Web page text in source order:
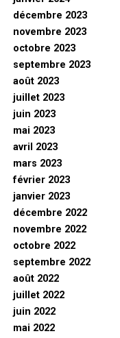
décembre 2023
novembre 2023
octobre 2023
septembre 2023
août 2023
juillet 2023
juin 2023
mai 2023
avril 2023
mars 2023
février 2023
janvier 2023
décembre 2022
novembre 2022
octobre 2022
septembre 2022
août 2022
juillet 2022
juin 2022
mai 2022